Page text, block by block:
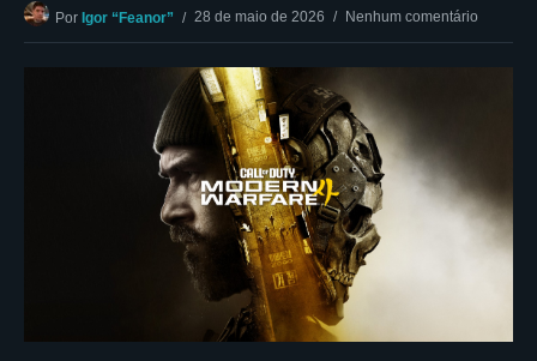
Por Igor “Feanor” 28 de maio de 2026 Nenhum comentário